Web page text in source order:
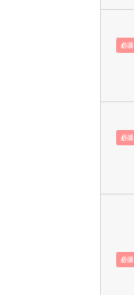
必須
必須
必須